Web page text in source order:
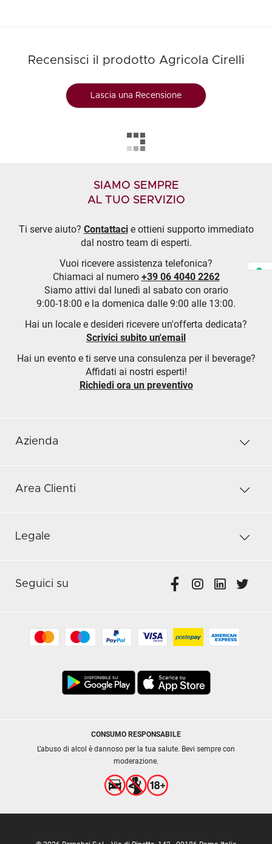
Recensisci il prodotto Agricola Cirelli
Lascia una Recensione
SIAMO SEMPRE
AL TUO SERVIZIO
Ti serve aiuto? Contattacie ottieni supporto immediato
dal nostro team di esperti.
Vuoi ricevere assistenza telefonica?
Chiamaci al numero +39 06 4040 2262
Siamo attivi dal lunedì al sabato con orario
9:00-18:00 e la domenica dalle 9:00 alle 13:00.
Hai un locale e desideri ricevere un'offerta dedicata?
Scrivici subito un'email
Hai un evento e ti serve una consulenza per il beverage?
Affidati ai nostri esperti!
Richiedi ora un preventivo
Azienda
Area Clienti
Legale
Seguici su
CONSUMO RESPONSABILE
L’abuso di alcol è dannoso per la tua salute. Bevi sempre con
moderazione.